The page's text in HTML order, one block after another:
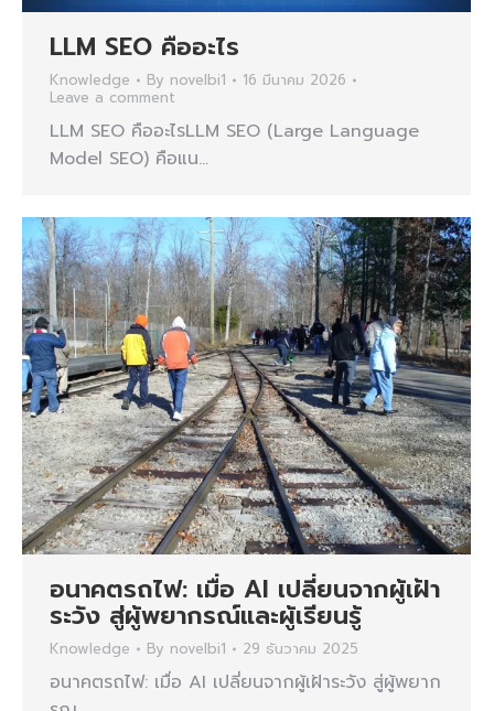
LLM SEO คืออะไร
Knowledge By novelbi1
16 มีนาคม 2026
Leave a comment
LLM SEO คืออะไรLLM SEO (Large Language
Model SEO) คือแน…
อนาคตรถไฟ: เมื่อ AI เปลี่ยนจากผู้เฝ้า
ระวัง สู่ผู้พยากรณ์และผู้เรียนรู้
Knowledge By novelbi1 29 ธันวาคม 2025
อนาคตรถไฟ: เมื่อ AI เปลี่ยนจากผู้เฝ้าระวัง สู่ผู้พยาก